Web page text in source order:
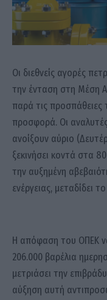
Οι διεθνείς αγορές
την ένταση στη Μέση
παρά τις
προσφορά. Οι
ανοίξουν αύριο
ξεκινήσει κοντά στα
την αυξημένη
ενέργειας, μεταδίδει
Η απόφαση του ΟΠΕΚ
206.000 βαρέλια
μετριάσει την
αύξηση αυτή